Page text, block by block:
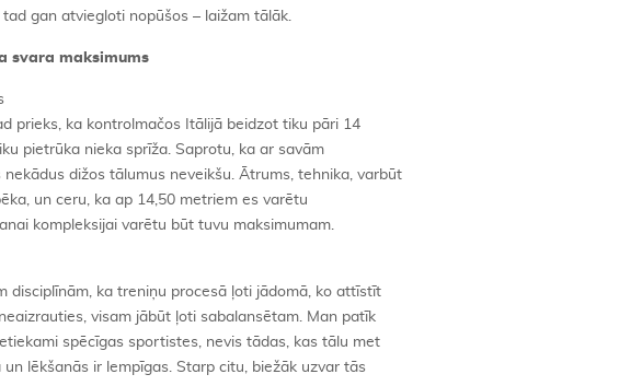
gan atviegloti nopūšos – laižam tālāk.
svara maksimums
prieks, ka kontrolmačos Itālijā beidzot tiku pāri 14
pietrūka nieka sprīža. Saprotu, ka ar savām
dižos tālumus neveikšu. Ātrums, tehnika, varbūt
un ceru, ka ap 14,50 metriem es varētu
kompleksijai varētu būt tuvu maksimumam.
disciplīnām, ka treniņu procesā ļoti jādomā, ko attīstīt
visam jābūt ļoti sabalansētam. Man patīk
spēcīgas sportistes, nevis tādas, kas tālu met
lēkšanās ir lempīgas. Starp citu, biežāk uzvar tās